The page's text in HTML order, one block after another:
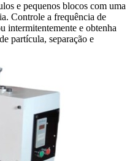
e pequenos blocos com uma
Controle a frequência de
intermitentemente e obtenha
partícula, separação e